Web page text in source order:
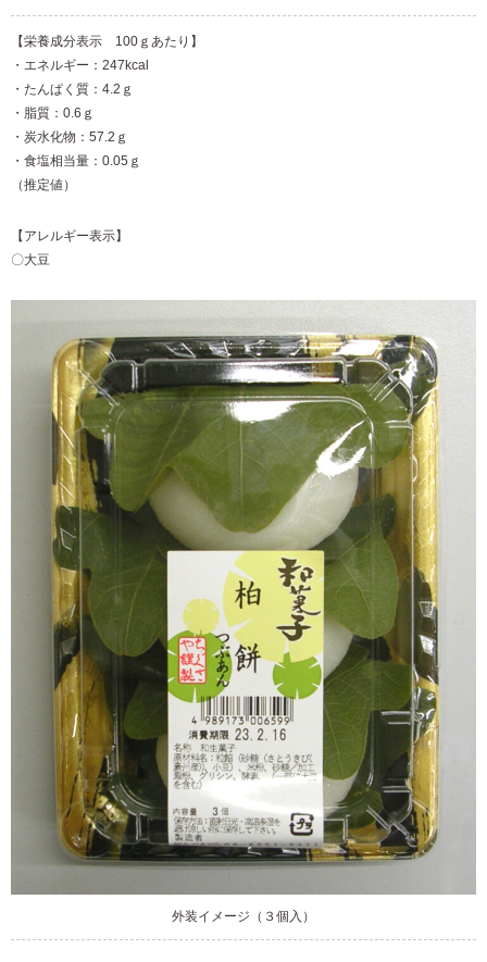
【栄養成分表示 100ｇあたり】
・エネルギー：247kcal
・たんぱく質：4.2ｇ
・脂質：0.6ｇ
・炭水化物：57.2ｇ
・食塩相当量：0.05ｇ
（推定値）
【アレルギー表示】
〇大豆
外装イメージ（３個入）